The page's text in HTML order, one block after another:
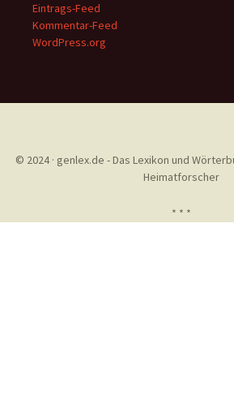
Eintrags-Feed
Kommentar-Feed
WordPress.org
© 2024 · genlex.de - Das Lexikon und
Heimatforscher
* * *